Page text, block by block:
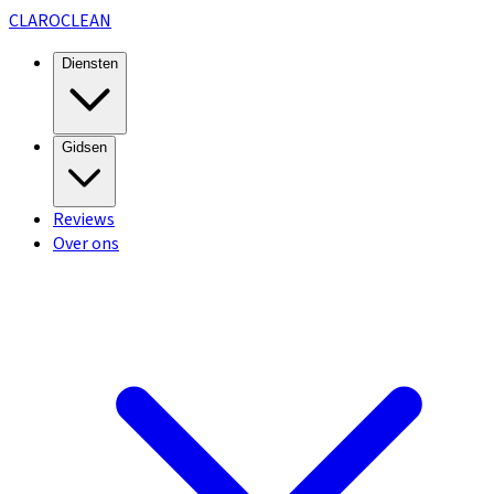
CLAROCLEAN
Diensten
Gidsen
Reviews
Over ons